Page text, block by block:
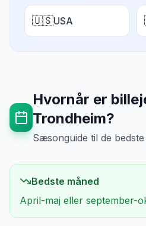
🇺🇸USA
Hvornår er
Trondheim?
Sæsonguide til de
Bedste måned
April-maj eller september-